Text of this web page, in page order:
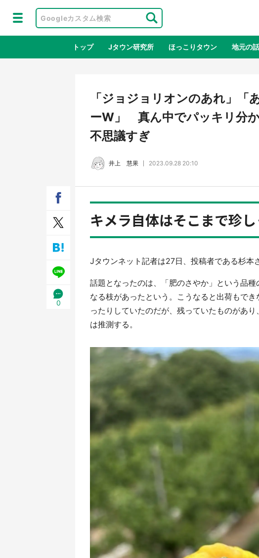
トップ Jタウン研究所 ほっこりタウン 地元の
地域×二次元 絶景
品館TOY PARKへ急げ【8／8～31】
が生産されてま
「ジョジョリオンのあれ」「
ーW」 真ん中でパッキリ分
不思議すぎ
井上 慧果 2023.09.28 20:10
0
キメラ自体はそこまで珍し
Jタウンネット記者は27日、投稿者である杉本
話題となったのは、「肥のさやか」という品
なる枝があったという。こうなると出荷もで
ったりしていたのだが、残っていたものがあ
は推測する。